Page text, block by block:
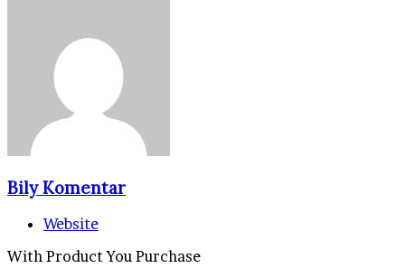
Bily Komentar
Website
With Product You Purchase